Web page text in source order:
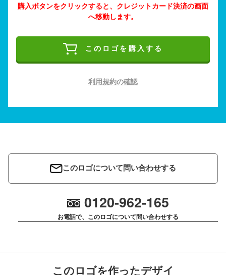
購入ボタンをクリックすると、クレジットカード決済の画面
へ移動します。
このロゴを購入する
利用規約の確認
このロゴについて問い合わせする
0120-962-165
お電話で、このロゴについて問い合わせする
このロゴを作ったデザイ